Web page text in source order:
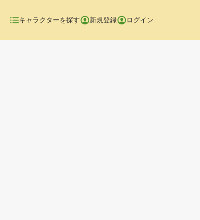
キャラクターを探す 新規登録 ログイン